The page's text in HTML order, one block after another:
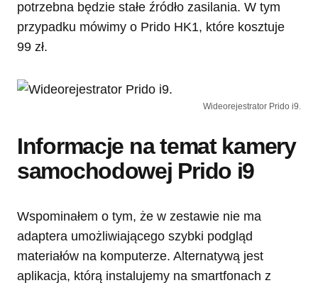
potrzebna będzie stałe źródło zasilania. W tym
przypadku mówimy o Prido HK1, które kosztuje
99 zł.
Wideorejestrator Prido i9.
Informacje na temat kamery
samochodowej Prido i9
Wspominałem o tym, że w zestawie nie ma
adaptera umożliwiającego szybki podgląd
materiałów na komputerze. Alternatywą jest
aplikacja, którą instalujemy na smartfonach z